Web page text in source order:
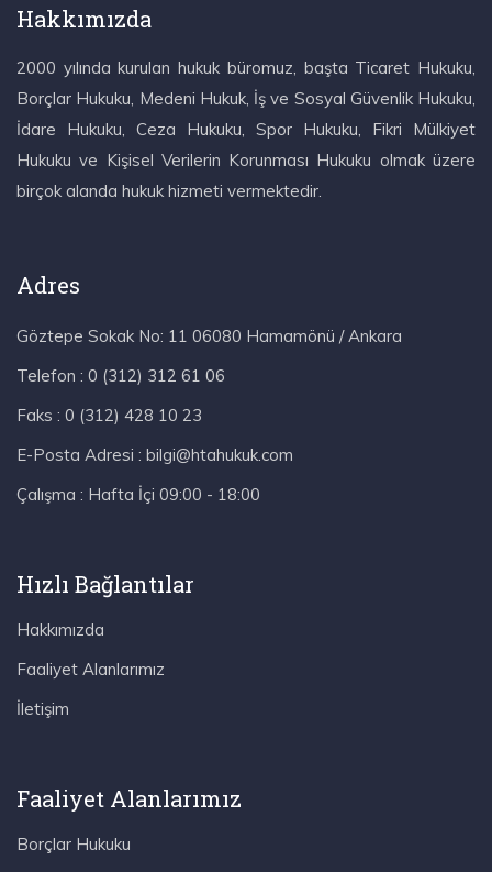
Hakkımızda
2000 yılında kurulan hukuk büromuz, başta Ticaret Hukuku,
Borçlar Hukuku, Medeni Hukuk, İş ve Sosyal Güvenlik Hukuku,
İdare Hukuku, Ceza Hukuku, Spor Hukuku, Fikri Mülkiyet
Hukuku ve Kişisel Verilerin Korunması Hukuku olmak üzere
birçok alanda hukuk hizmeti vermektedir.
Adres
Göztepe Sokak No: 11 06080 Hamamönü / Ankara
Telefon : 0 (312) 312 61 06
Faks : 0 (312) 428 10 23
E-Posta Adresi : bilgi@htahukuk.com
Çalışma : Hafta İçi 09:00 - 18:00
Hızlı Bağlantılar
Hakkımızda
Faaliyet Alanlarımız
İletişim
Faaliyet Alanlarımız
Borçlar Hukuku